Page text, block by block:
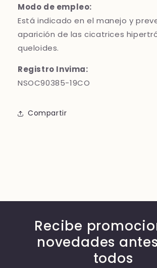
Modo de empleo:
Está indicado en el manejo y
aparición de las cicatrices
queloides.
Registro Invima:
NSOC90385-19CO
Compartir
Recibe
novedades
todos